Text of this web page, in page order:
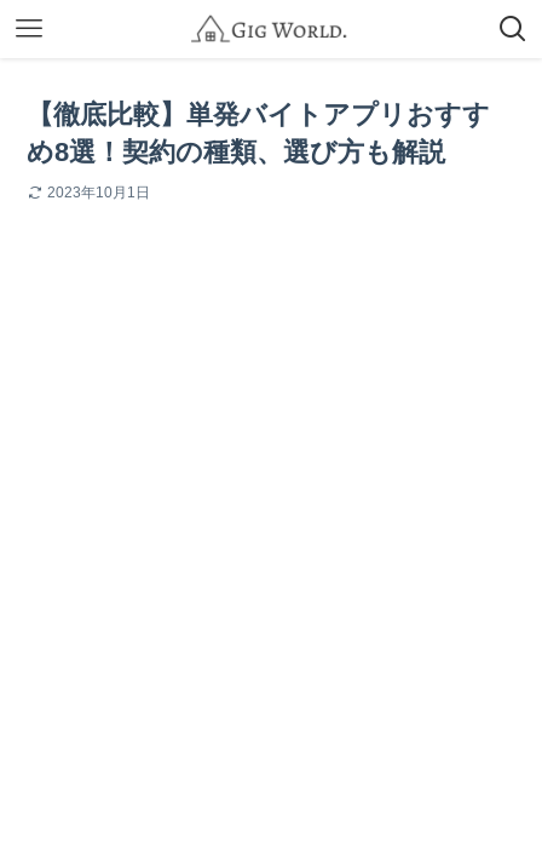
【徹底比較】単発バイトアプリおすす
め8選！契約の種類、選び方も解説
2023年10月1日